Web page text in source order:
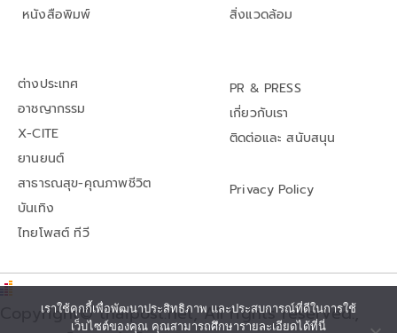
หนังสือพิมพ์
สิ่งแวดล้อม
ต่างประเทศ
อาชญากรรม
X-CITE
ยานยนต์
สาธารณสุข-คุณภาพชีวิต
บันเทิง
ไทยโพสต์ ทีวี
PR & PRESS
เกี่ยวกับเรา
ติดต่อและ สนับสนุน
Privacy Policy
Copyright© thaipost.net, All rights reserved.,
เราใช้คุกกี้เพื่อพัฒนาประสิทธิภาพ และประสบการณ์ที่ดีในการใช้
เว็บไซต์ของคุณ คุณสามารถศึกษารายละเอียดได้ที่นี่